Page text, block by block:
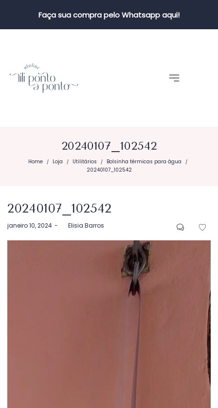
Faça sua compra pelo Whatsapp aqui!
20240107_102542
Home / Loja / Utilitários / Bolsinha térmicas para água /
20240107_102542
20240107_102542
Postado
janeiro 10, 2024 byElisia Barros